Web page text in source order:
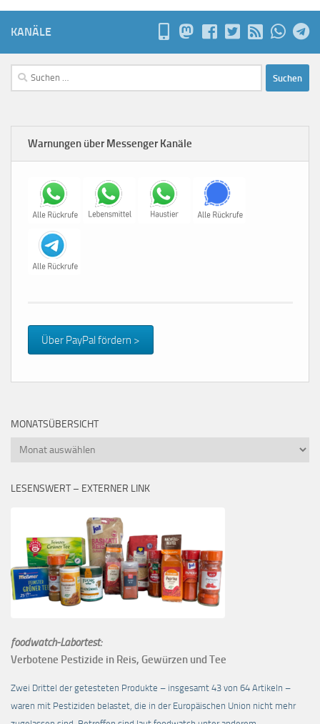
KANÄLE
Suchen
nach:
Warnungen über Messenger Kanäle
Über PayPal fördern >
MONATSÜBERSICHT
Monatsübersicht
LESENSWERT – EXTERNER LINK
foodwatch-Labortest:
Verbotene Pestizide in Reis, Gewürzen und Tee
Zwei Drittel der getesteten Produkte – insgesamt 43 von 64 Artikeln –
waren mit Pestiziden belastet, die in der Europäischen Union nicht mehr